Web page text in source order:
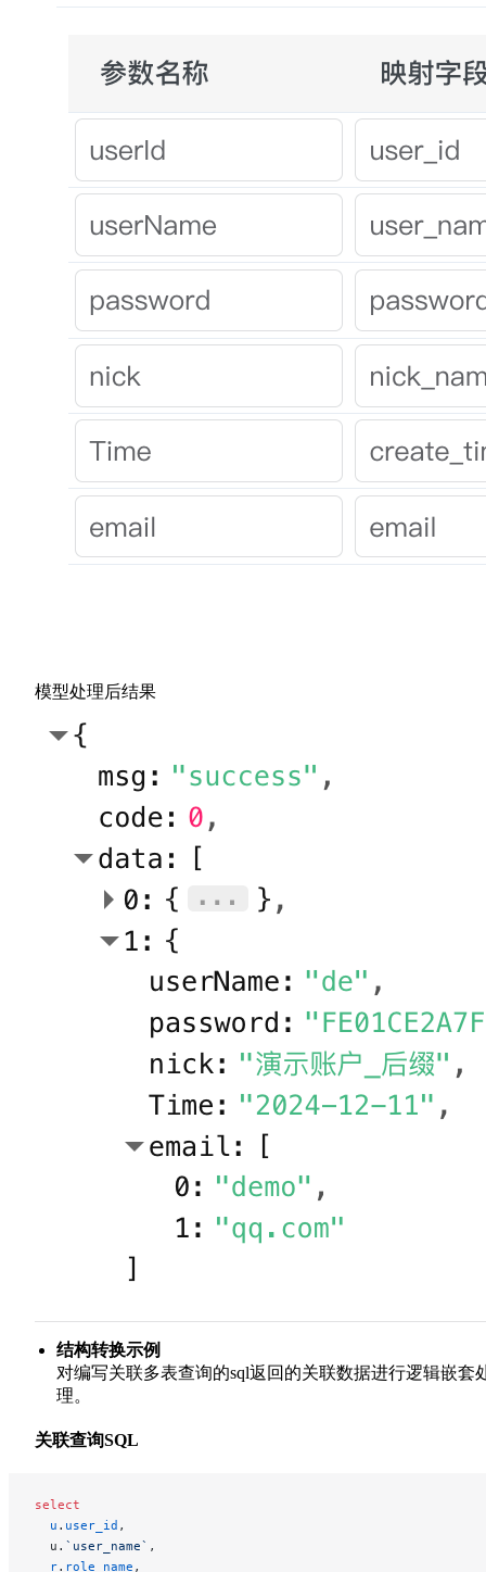
模型处理后结果
结构转换示例
对编写关联多表查询的sql返回的关联数据进行逻辑嵌套
理。
关联查询SQL
select
  u
. user_id ,
  u.
`user_name` ,
  r
. role_name ,